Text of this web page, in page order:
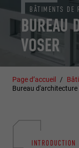
BUREAU
VOSER
BÂTIMENTS DE
Page d’accueil
Bureau d'architecture
INTRODUCTION